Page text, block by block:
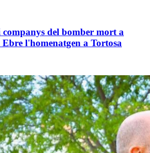
del bomber mort a
l'homenatgen a Tortosa